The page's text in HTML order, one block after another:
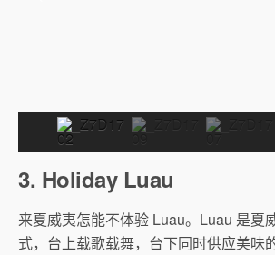
3. Holiday Luau
来夏威夷怎能不体验 Luau。Luau 是夏
式，台上载歌载舞，台下同时供应美味